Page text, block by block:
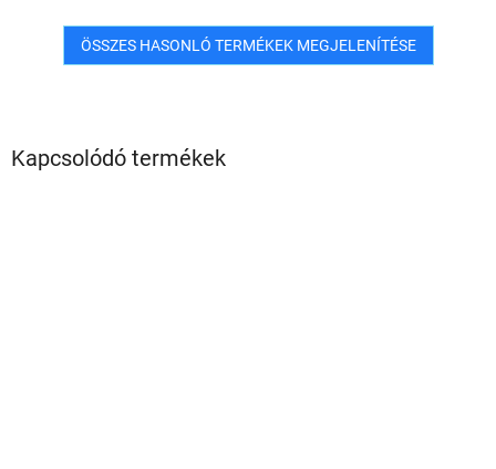
Kapcsolódó termékek
ÖSSZES HASONLÓ TERMÉKEK MEGJELENÍTÉSE